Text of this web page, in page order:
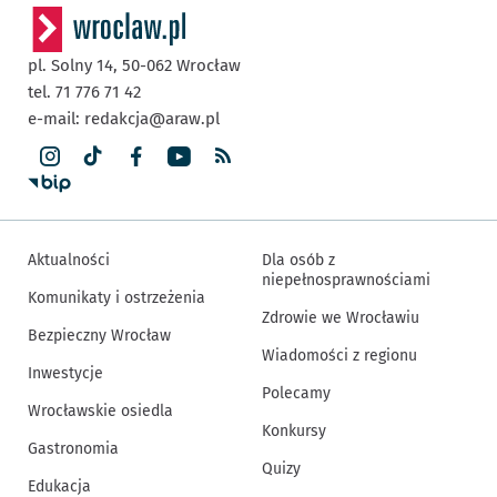
pl. Solny 14, 50-062 Wrocław
tel. 71 776 71 42
e-mail: redakcja@araw.pl
Aktualności
Komunikaty i ostrzeżenia
Bezpieczny Wrocław
Inwestycje
Wrocławskie osiedla
Gastronomia
Edukacja
Dla osób z
niepełnosprawnościami
Zdrowie we Wrocławiu
Wiadomości z regionu
Polecamy
Konkursy
Quizy